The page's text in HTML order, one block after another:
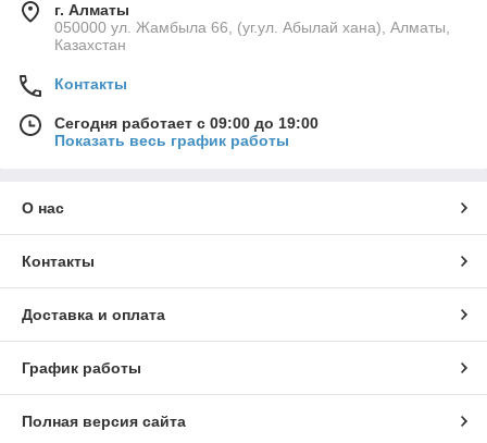
г. Алматы
050000 ул. Жамбыла 66, (уг.ул. Абылай хана), Алматы,
Казахстан
Контакты
Сегодня работает с 09:00 до 19:00
Показать весь график работы
О нас
Контакты
Доставка и оплата
График работы
Полная версия сайта